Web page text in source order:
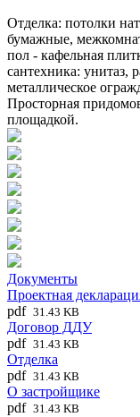
Отделка: потолки
бумажные,
пол - кафельная
сантехника: унитаз,
металлическое
Просторная
площадкой.
Документы
Проектная
pdf 31.43 KB
Договор ДДУ
pdf 31.43 KB
Отделка
pdf 31.43 KB
О застройщике
pdf 31.43 KB